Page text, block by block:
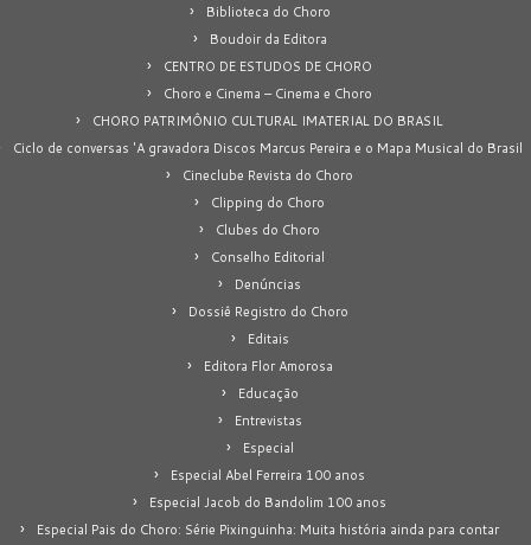
Biblioteca do Choro
Boudoir da Editora
CENTRO DE ESTUDOS DE CHORO
Choro e Cinema – Cinema e Choro
CHORO PATRIMÔNIO CULTURAL IMATERIAL DO BRASIL
Ciclo de conversas 'A gravadora Discos Marcus Pereira e o Mapa Musical do Brasil
Cineclube Revista do Choro
Clipping do Choro
Clubes do Choro
Conselho Editorial
Denúncias
Dossiê Registro do Choro
Editais
Editora Flor Amorosa
Educação
Entrevistas
Especial
Especial Abel Ferreira 100 anos
Especial Jacob do Bandolim 100 anos
Especial Pais do Choro: Série Pixinguinha: Muita história ainda para contar